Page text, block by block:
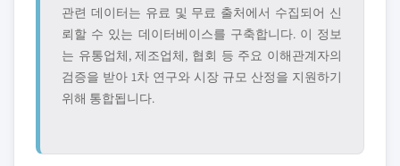
관련 데이터는 유료 및 무료 출처에서 수집되어 신
뢰할 수 있는 데이터베이스를 구축합니다. 이 정보
는 유통업체, 제조업체, 협회 등 주요 이해관계자의
검증을 받아 1차 연구와 시장 규모 산정을 지원하기
위해 통합됩니다.